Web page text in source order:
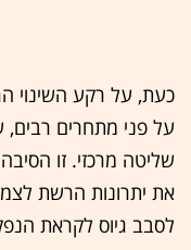
על פני מתחרים רבים,
שליטה מרכזי. זו
את יתרונות הרשת
לסבב גיוס לקראת